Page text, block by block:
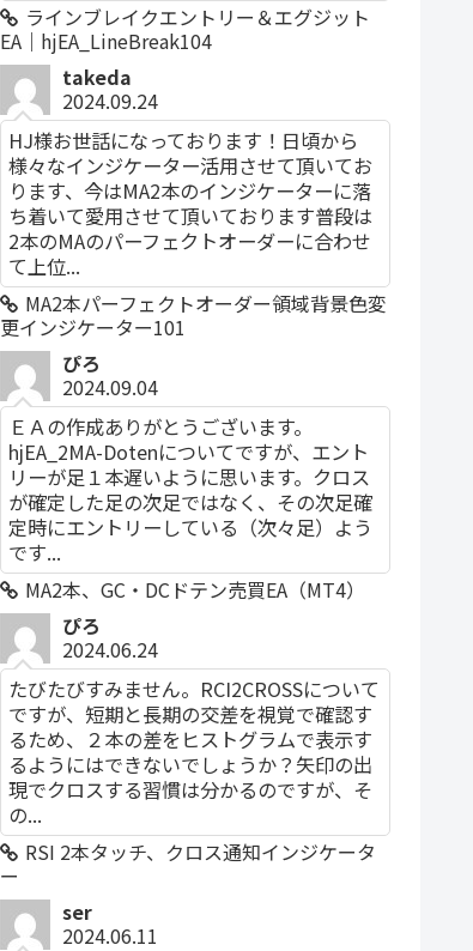
ラインブレイクエントリー＆エグジット
EA｜hjEA_LineBreak104
takeda
2024.09.24
HJ様お世話になっております！日頃から
様々なインジケーター活用させて頂いてお
ります、今はMA2本のインジケーターに落
ち着いて愛用させて頂いております普段は
2本のMAのパーフェクトオーダーに合わせ
て上位...
MA2本パーフェクトオーダー領域背景色変
更インジケーター101
ぴろ
2024.09.04
ＥＡの作成ありがとうございます。
hjEA_2MA-Dotenについてですが、エント
リーが足１本遅いように思います。クロス
が確定した足の次足ではなく、その次足確
定時にエントリーしている（次々足）よう
です...
MA2本、GC・DCドテン売買EA（MT4）
ぴろ
2024.06.24
たびたびすみません。RCI2CROSSについて
ですが、短期と長期の交差を視覚で確認す
るため、２本の差をヒストグラムで表示す
るようにはできないでしょうか？矢印の出
現でクロスする習慣は分かるのですが、そ
の...
RSI 2本タッチ、クロス通知インジケータ
ー
ser
2024.06.11